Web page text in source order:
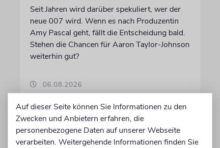
Seit Jahren wird darüber spekuliert, wer der
neue 007 wird. Wenn es nach Produzentin
Amy Pascal geht, fällt die Entscheidung bald.
Stehen die Chancen für Aaron Taylor-Johnson
weiterhin gut?
06.08.2026
Auf dieser Seite können Sie Informationen zu den
Zwecken und Anbietern erfahren, die
personenbezogene Daten auf unserer Webseite
verarbeiten. Weitergehende Informationen finden Sie